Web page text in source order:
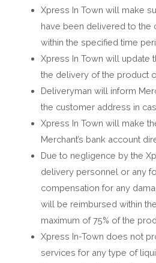
Xpress In Town will make
have been delivered to the
within the specified time
Xpress In Town will update
the delivery of the product
Deliveryman will inform
the customer address in
Xpress In Town will make
Merchant’s bank account
Due to negligence by the
delivery personnel or any
compensation for any
will be reimbursed within
maximum of 75% of the
Xpress In-Town does not
services for any type of